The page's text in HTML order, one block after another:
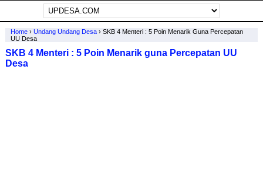
Home› Undang Undang Desa› SKB 4 Menteri : 5 Poin Menarik Guna Percepatan
UU Desa
SKB 4 Menteri : 5 Poin Menarik guna Percepatan UU
Desa